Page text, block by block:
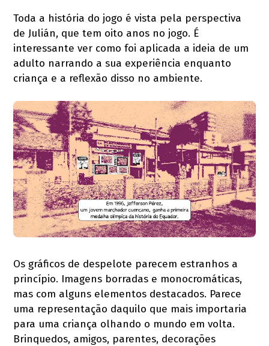
Toda a história do jogo é vista pela perspectiva
de Julián, que tem oito anos no jogo. É
interessante ver como foi aplicada a ideia de um
adulto narrando a sua experiência enquanto
criança e a reflexão disso no ambiente.
Os gráficos de despelote parecem estranhos a
princípio. Imagens borradas e monocromáticas,
mas com alguns elementos destacados. Parece
uma representação daquilo que mais importaria
para uma criança olhando o mundo em volta.
Brinquedos, amigos, parentes, decorações